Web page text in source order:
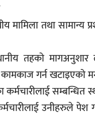
मामिला तथा सामान्य
तहको
कामकाज गर्न खटाइएको
सम्बन्धित
उनीहरुले पेश